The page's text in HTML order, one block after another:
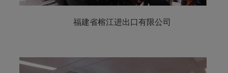
福建省榕江进出口有限公司